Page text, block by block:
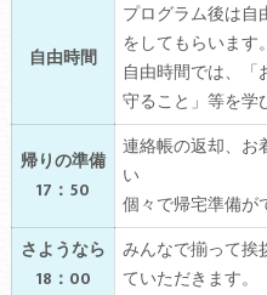
自由時間
プログラム後は自
をしてもらいます。
自由時間では、
守ること」等を学
帰りの準備
17：50
連絡帳の返却、お
い
個々で帰宅準備が
さようなら
18：00
みんなで揃って挨
ていただきます。